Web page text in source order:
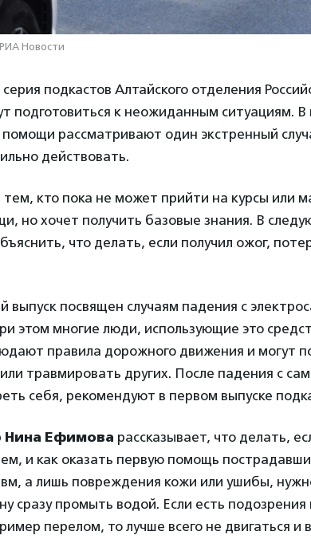
Новости
подкастов Алтайского отделения
подготовиться к неожиданным ситуациям.
рассматривают один экстренный
действовать.
тем, кто пока не может прийти на курсы или
но хочет получить базовые знания. В
что делать, если получил ожог,
выпуск посвящен случаям падения с
этом многие люди, использующие это
правила дорожного движения и могут
травмировать других. После падения с
себя, рекомендуют в первом выпуске
Нина Ефимова рассказывает, что делать,
и как оказать первую помощь
а лишь повреждения кожи или ушибы,
сразу промыть водой. Если есть
перелом, то лучше всего не двигаться и